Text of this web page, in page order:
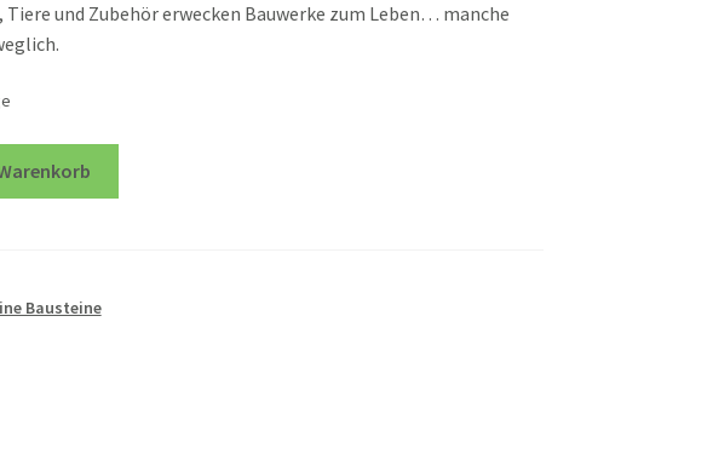
Tiere und Zubehör erwecken Bauwerke zum Leben… manche
Bausteine